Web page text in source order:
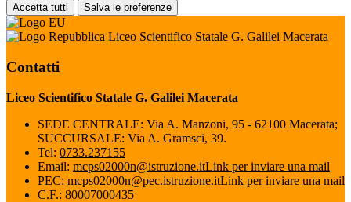
Accetta tutti Salva le preferenze
Liceo Scientifico Statale G. Galilei Macerata
Contatti
Liceo Scientifico Statale G. Galilei Macerata
SEDE CENTRALE: Via A. Manzoni, 95 - 62100 Macerata;
SUCCURSALE: Via A. Gramsci, 39.
Tel: 0733.237155
Email: mcps02000n@istruzione.itLink per inviare una mail
PEC: mcps02000n@pec.istruzione.itLink per inviare una mail
C.F.: 80007000435